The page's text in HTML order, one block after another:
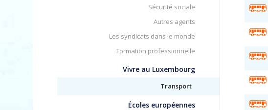
Sécurité sociale
Autres agents
Les syndicats dans le monde
Formation professionnelle
Vivre au Luxembourg
Transport
Écoles européennes